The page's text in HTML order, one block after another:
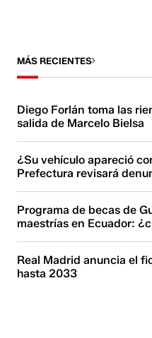
MÁS RECIENTES
Diego Forlán toma las
salida de Marcelo Bielsa
¿Su vehículo apareció
Prefectura revisará
Programa de becas de
maestrías en Ecuador:
Real Madrid anuncia el
hasta 2033